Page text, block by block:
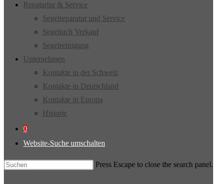
Repatartur & Service
Segelreparatur und Service
Segeltuch Verkauf
Segelreinigung
Unternehmen
Kontakte in der Schweiz
Kontakte in Deutschland
Kontakte in Europa
Historie
0
Website-Suche umschalten
Press Escape to close the search panel.